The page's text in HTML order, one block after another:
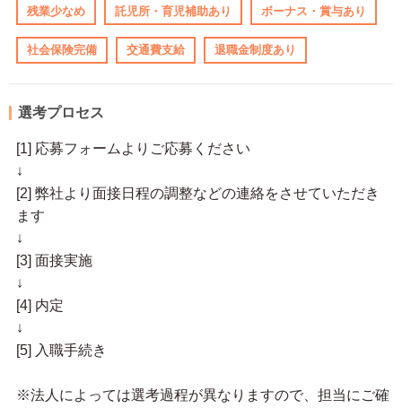
残業少なめ 託児所・育児補助あり ボーナス・賞与あり
社会保険完備 交通費支給 退職金制度あり
選考プロセス
[1] 応募フォームよりご応募ください
↓
[2] 弊社より面接日程の調整などの連絡をさせていただき
ます
↓
[3] 面接実施
↓
[4] 内定
↓
[5] 入職手続き
※法人によっては選考過程が異なりますので、担当にご確